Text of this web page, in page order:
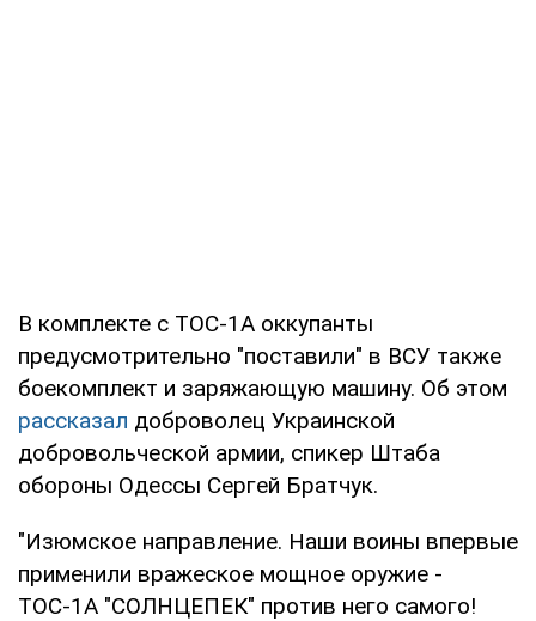
В комплекте с ТОС-1А оккупанты
предусмотрительно "поставили" в ВСУ также
боекомплект и заряжающую машину. Об этом
рассказал доброволец Украинской
добровольческой армии, спикер Штаба
обороны Одессы Сергей Братчук.
"Изюмское направление. Наши воины впервые
применили вражеское мощное оружие -
ТОС-1А "СОЛНЦЕПЕК" против него самого!